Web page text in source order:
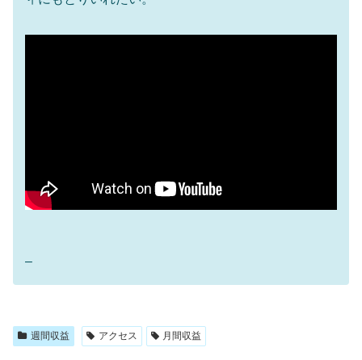
–
週間収益 アクセス 月間収益